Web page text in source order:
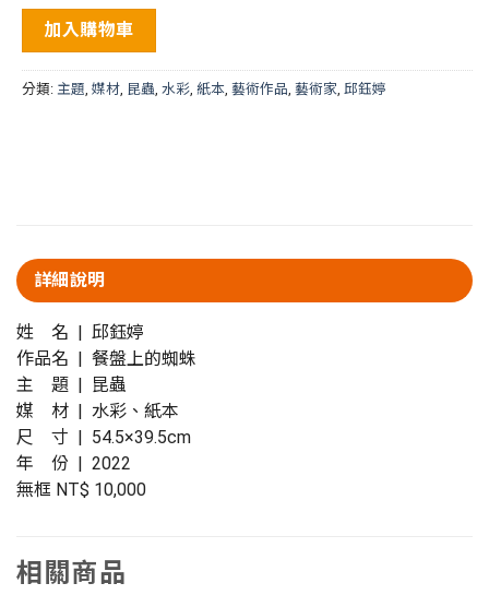
加入購物車
分類: 主題 媒材 昆蟲 水彩 紙本 藝術作品 藝術家 邱鈺婷
詳細說明
姓 名 | 邱鈺婷
作品名 | 餐盤上的蜘蛛
主 題 | 昆蟲
媒 材 | 水彩、紙本
尺 寸 | 54.5×39.5cm
年 份 | 2022
無框 NT$ 10,000
相關商品